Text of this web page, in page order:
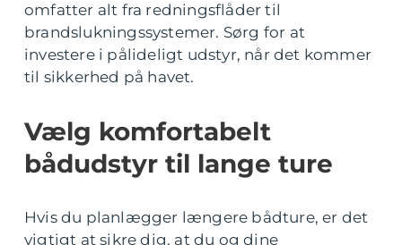
omfatter alt fra redningsflåder til
brandslukningssystemer. Sørg for at
investere i pålideligt udstyr, når det kommer
til sikkerhed på havet.
Vælg komfortabelt
bådudstyr til lange ture
Hvis du planlægger længere bådture, er det
vigtigt at sikre dig, at du og dine